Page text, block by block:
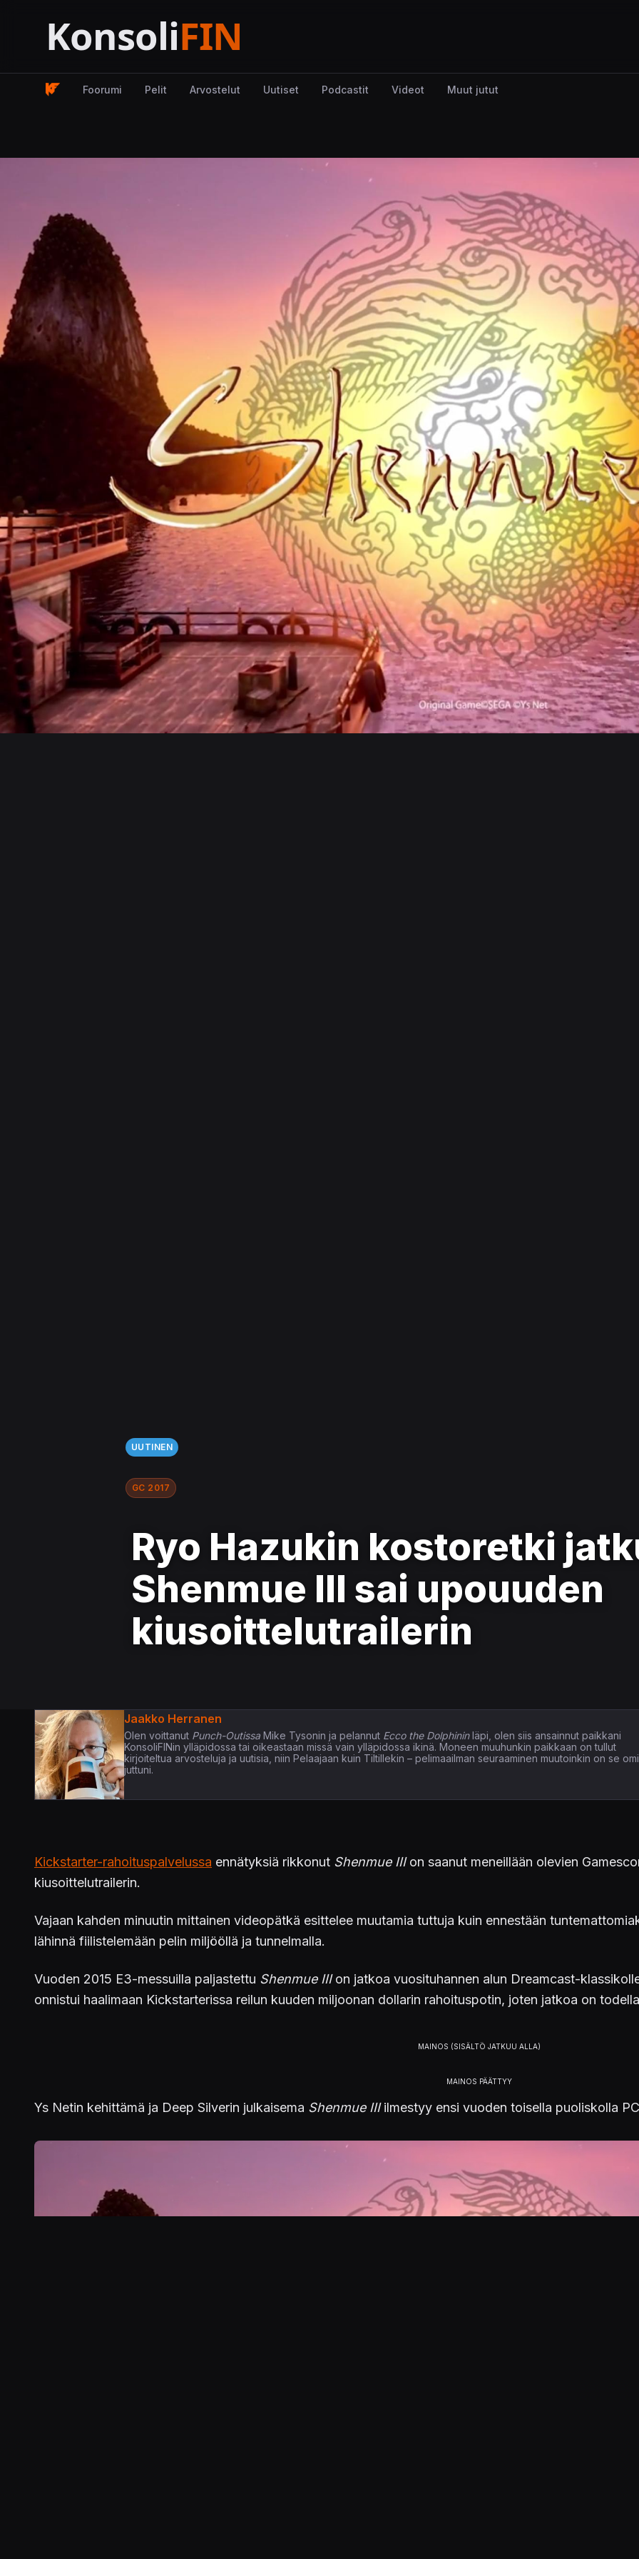
Foorumi Pelit Arvostelut Uutiset Podcastit Videot Muut jutut
UUTINEN
GC 2017
Ryo Hazukin kostoretki
Shenmue III sai upouuden
kiusoittelutrailerin
Jaakko Herranen
Olen voittanut Punch-Outissa Mike Tysonin ja pelannut Ecco the Dolphininläpi, olen siis ansainnut paikkani
KonsoliFINin ylläpidossa tai oikeastaan missä vain ylläpidossa ikinä. Moneen muuhunkin paikkaan on tullut
kirjoiteltua arvosteluja ja uutisia, niin Pelaajaan kuin Tiltillekin – pelimaailman seuraaminen muutoinkin on se
juttuni.
Kickstarter-rahoituspalvelussa ennätyksiä rikkonut Shenmue IIIon saanut meneillään olevien
kiusoittelutrailerin.
Vajaan kahden minuutin mittainen videopätkä esittelee muutamia tuttuja kuin ennestään
lähinnä fiilistelemään pelin miljööllä ja tunnelmalla.
Vuoden 2015 E3-messuilla paljastettu Shenmue IIIon jatkoa vuosituhannen alun Dreamcast-
onnistui haalimaan Kickstarterissa reilun kuuden miljoonan dollarin rahoituspotin, joten jatkoa on
Ys Netin kehittämä ja Deep Silverin julkaisema Shenmue IIIilmestyy ensi vuoden toisella puoliskolla